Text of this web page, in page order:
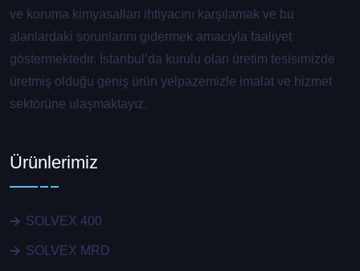
ve koruma kimyasalları ihtiyacını karşılamak ve bu
alanlardaki sorunlarını gidermek amacıyla faaliyet
göstermektedir. İstanbul’da kurulu olan üretim tesisimizde
üretmiş olduğu geniş ürün yelpazemizle imalat ve hizmet
sektörüne ulaşmaktayız.
Ürünlerimiz
SOLVEX 400
SOLVEX MRD